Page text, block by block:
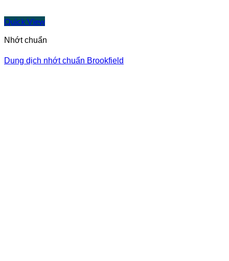
Quick View
Nhớt chuẩn
Dung dịch nhớt chuẩn Brookfield